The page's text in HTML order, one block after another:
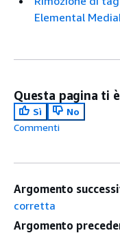
Elemental
Questa pagina ti
Sì
No
Commenti
Argomento
corretta
Argomento